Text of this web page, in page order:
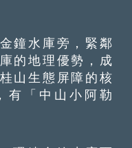
水庫旁，緊鄰
的地理優勢，成
山生態屏障的核
有「中山小阿勒